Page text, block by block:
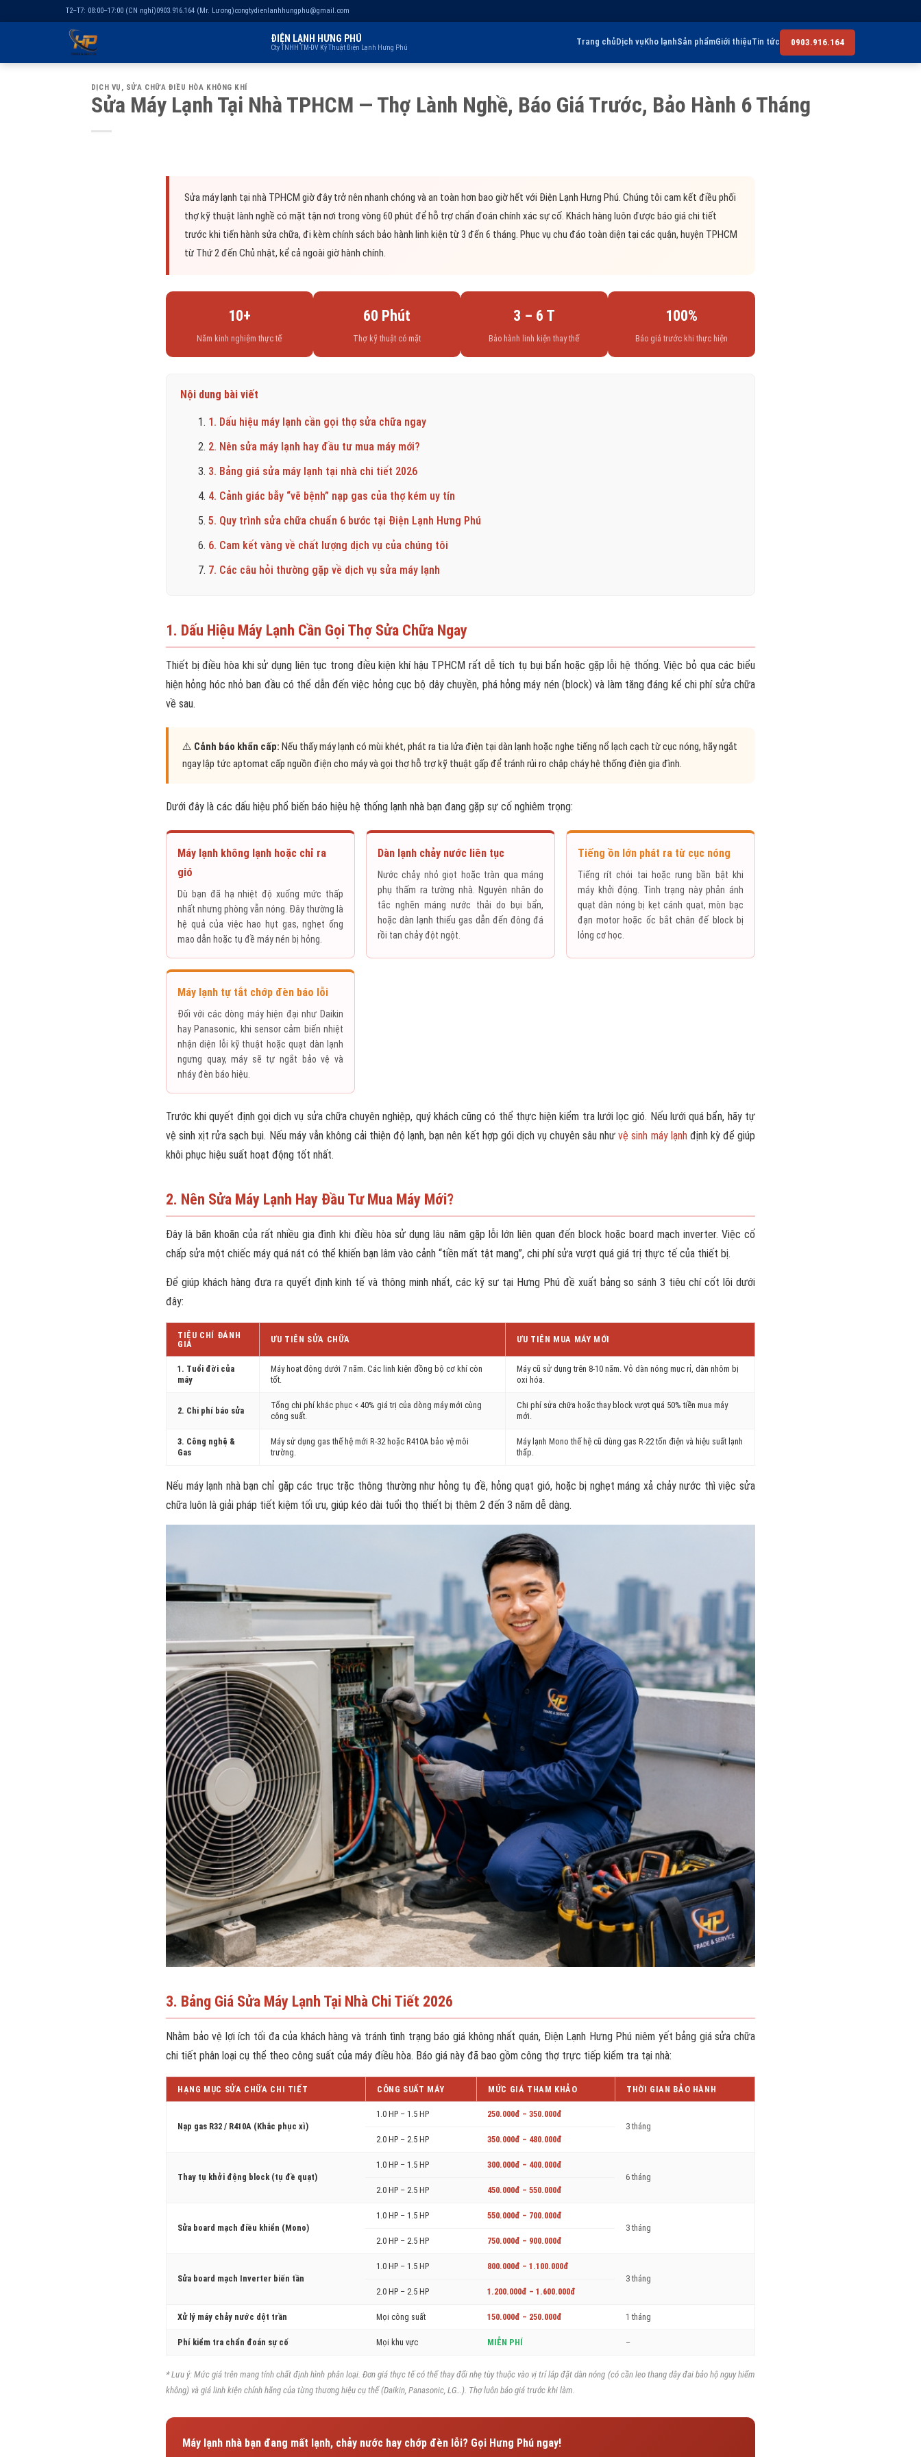
T2–T7: 08:00–17:00 (CN nghỉ)0903.916.164 (Mr. Lương)congtydienlanhhungphu@gmail.com
ĐIỆN LẠNH HƯNG PHÚ
Cty TNHH TM-DV Kỹ Thuật Điện Lạnh Hưng Phú
Trang chủDịch vụKho lạnhSản phẩmGiới thiệuTin tức 0903.916.164
DỊCH VỤ , SỬA CHỮA ĐIỀU HÒA KHÔNG KHÍ
Sửa Máy Lạnh Tại Nhà TPHCM — Thợ Lành Nghề, Báo Giá Trước, Bảo Hành 6 Tháng
Sửa máy lạnh tại nhà TPHCM giờ đây trở nên nhanh chóng và an toàn hơn bao giờ hết với Điện Lạnh Hưng Phú. Chúng tôi cam kết điều phối
thợ kỹ thuật lành nghề có mặt tận nơi trong vòng 60 phút để hỗ trợ chẩn đoán chính xác sự cố. Khách hàng luôn được báo giá chi tiết
trước khi tiến hành sửa chữa, đi kèm chính sách bảo hành linh kiện từ 3 đến 6 tháng. Phục vụ chu đáo toàn diện tại các quận, huyện TPHCM
từ Thứ 2 đến Chủ nhật, kể cả ngoài giờ hành chính.
10+
Năm kinh nghiệm thực tế
60 Phút
Thợ kỹ thuật có mặt
3 – 6 T
Bảo hành linh kiện thay thế
100%
Báo giá trước khi thực hiện
Nội dung bài viết
1. Dấu hiệu máy lạnh cần gọi thợ sửa chữa ngay
2. Nên sửa máy lạnh hay đầu tư mua máy mới?
3. Bảng giá sửa máy lạnh tại nhà chi tiết 2026
4. Cảnh giác bẫy “vẽ bệnh” nạp gas của thợ kém uy tín
5. Quy trình sửa chữa chuẩn 6 bước tại Điện Lạnh Hưng Phú
6. Cam kết vàng về chất lượng dịch vụ của chúng tôi
7. Các câu hỏi thường gặp về dịch vụ sửa máy lạnh
1. Dấu Hiệu Máy Lạnh Cần Gọi Thợ Sửa Chữa Ngay
Thiết bị điều hòa khi sử dụng liên tục trong điều kiện khí hậu TPHCM rất dễ tích tụ bụi bẩn hoặc gặp lỗi hệ thống. Việc bỏ qua các biểu
hiện hỏng hóc nhỏ ban đầu có thể dẫn đến việc hỏng cục bộ dây chuyền, phá hỏng máy nén (block) và làm tăng đáng kể chi phí sửa chữa
về sau.
⚠️ Cảnh báo khẩn cấp: Nếu thấy máy lạnh có mùi khét, phát ra tia lửa điện tại dàn lạnh hoặc nghe tiếng nổ lạch cạch từ cục nóng, hãy ngắt
ngay lập tức aptomat cấp nguồn điện cho máy và gọi thợ hỗ trợ kỹ thuật gấp để tránh rủi ro chập cháy hệ thống điện gia đình.
Dưới đây là các dấu hiệu phổ biến báo hiệu hệ thống lạnh nhà bạn đang gặp sự cố nghiêm trọng:
Máy lạnh không lạnh hoặc chỉ ra
gió
Dù bạn đã hạ nhiệt độ xuống mức thấp
nhất nhưng phòng vẫn nóng. Đây thường là
hệ quả của việc hao hụt gas, nghẹt ống
mao dẫn hoặc tụ đề máy nén bị hỏng.
Dàn lạnh chảy nước liên tục
Nước chảy nhỏ giọt hoặc tràn qua máng
phụ thấm ra tường nhà. Nguyên nhân do
tắc nghẽn máng nước thải do bụi bẩn,
hoặc dàn lạnh thiếu gas dẫn đến đông đá
rồi tan chảy đột ngột.
Tiếng ồn lớn phát ra từ cục nóng
Tiếng rít chói tai hoặc rung bần bật khi
máy khởi động. Tình trạng này phản ánh
quạt dàn nóng bị kẹt cánh quạt, mòn bạc
đạn motor hoặc ốc bắt chân đế block bị
lỏng cơ học.
Máy lạnh tự tắt chớp đèn báo lỗi
Đối với các dòng máy hiện đại như Daikin
hay Panasonic, khi sensor cảm biến nhiệt
nhận diện lỗi kỹ thuật hoặc quạt dàn lạnh
ngưng quay, máy sẽ tự ngắt bảo vệ và
nháy đèn báo hiệu.
Trước khi quyết định gọi dịch vụ sửa chữa chuyên nghiệp, quý khách cũng có thể thực hiện kiểm tra lưới lọc gió. Nếu lưới quá bẩn, hãy tự
vệ sinh xịt rửa sạch bụi. Nếu máy vẫn không cải thiện độ lạnh, bạn nên kết hợp gói dịch vụ chuyên sâu nhưvệ sinh máy lạnhđịnh kỳ để giúp
khôi phục hiệu suất hoạt động tốt nhất.
2. Nên Sửa Máy Lạnh Hay Đầu Tư Mua Máy Mới?
Đây là băn khoăn của rất nhiều gia đình khi điều hòa sử dụng lâu năm gặp lỗi lớn liên quan đến block hoặc board mạch inverter. Việc cố
chấp sửa một chiếc máy quá nát có thể khiến bạn lâm vào cảnh “tiền mất tật mang”, chi phí sửa vượt quá giá trị thực tế của thiết bị.
Để giúp khách hàng đưa ra quyết định kinh tế và thông minh nhất, các kỹ sư tại Hưng Phú đề xuất bảng so sánh 3 tiêu chí cốt lõi dưới
đây:
TIÊU CHÍ ĐÁNH
GIÁ
ƯU TIÊN SỬA CHỮA ƯU TIÊN MUA MÁY MỚI
1. Tuổi đời của
máy
Máy hoạt động dưới 7 năm. Các linh kiện đồng bộ cơ khí còn
tốt.
Máy cũ sử dụng trên 8-10 năm. Vỏ dàn nóng mục rỉ, dàn nhôm bị
oxi hóa.
2. Chi phí báo sửa
Tổng chi phí khắc phục < 40% giá trị của dòng máy mới cùng
công suất.
Chi phí sửa chữa hoặc thay block vượt quá 50% tiền mua máy
mới.
3. Công nghệ &
Gas
Máy sử dụng gas thế hệ mới R-32 hoặc R410A bảo vệ môi
trường.
Máy lạnh Mono thế hệ cũ dùng gas R-22 tốn điện và hiệu suất lạnh
thấp.
Nếu máy lạnh nhà bạn chỉ gặp các trục trặc thông thường như hỏng tụ đề, hỏng quạt gió, hoặc bị nghẹt máng xả chảy nước thì việc sửa
chữa luôn là giải pháp tiết kiệm tối ưu, giúp kéo dài tuổi thọ thiết bị thêm 2 đến 3 năm dễ dàng.
3. Bảng Giá Sửa Máy Lạnh Tại Nhà Chi Tiết 2026
Nhằm bảo vệ lợi ích tối đa của khách hàng và tránh tình trạng báo giá không nhất quán, Điện Lạnh Hưng Phú niêm yết bảng giá sửa chữa
chi tiết phân loại cụ thể theo công suất của máy điều hòa. Báo giá này đã bao gồm công thợ trực tiếp kiểm tra tại nhà:
HẠNG MỤC SỬA CHỮA CHI TIẾT CÔNG SUẤT MÁY MỨC GIÁ THAM KHẢO THỜI GIAN BẢO HÀNH
Nạp gas R32 / R410A (Khắc phục xì)
1.0 HP – 1.5 HP
250.000đ – 350.000đ
3 tháng
2.0 HP – 2.5 HP
350.000đ – 480.000đ
Thay tụ khởi động block (tụ đề quạt)
1.0 HP – 1.5 HP
300.000đ – 400.000đ
6 tháng
2.0 HP – 2.5 HP
450.000đ – 550.000đ
Sửa board mạch điều khiển (Mono)
1.0 HP – 1.5 HP
550.000đ – 700.000đ
3 tháng
2.0 HP – 2.5 HP
750.000đ – 900.000đ
Sửa board mạch Inverter biến tần
1.0 HP – 1.5 HP
800.000đ – 1.100.000đ
3 tháng
2.0 HP – 2.5 HP
1.200.000đ – 1.600.000đ
Xử lý máy chảy nước dột trần Mọi công suất 150.000đ – 250.000đ 1 tháng
Phí kiểm tra chẩn đoán sự cố Mọi khu vực MIỄN PHÍ –
* Lưu ý: Mức giá trên mang tính chất định hình phân loại. Đơn giá thực tế có thể thay đổi nhẹ tùy thuộc vào vị trí lắp đặt dàn nóng (có cần leo thang dây đai bảo hộ nguy hiểm
không) và giá linh kiện chính hãng của từng thương hiệu cụ thể (Daikin, Panasonic, LG…). Thợ luôn báo giá trước khi làm.
Máy lạnh nhà bạn đang mất lạnh, chảy nước hay chớp đèn lỗi? Gọi Hưng Phú ngay!